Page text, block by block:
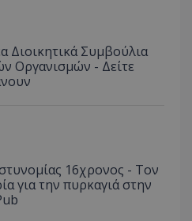
Διοικητικά Συμβούλια
Οργανισμών - Δείτε
16χρονος - Τον
για την πυρκαγιά στην